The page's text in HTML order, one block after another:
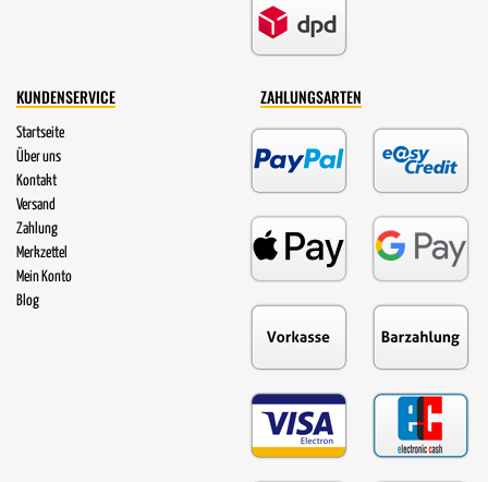
KUNDENSERVICE
Startseite
Über uns
Kontakt
Versand
Zahlung
Merkzettel
Mein Konto
Blog
ZAHLUNGSARTEN